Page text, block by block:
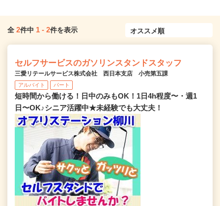
全 2件中 1 - 2件を表示
セルフサービスのガソリンスタンドスタッフ
三愛リテールサービス株式会社 西日本支店 小売第五課
アルバイト パート
短時間から働ける！日中のみもOK！1日4h程度〜・週1
日〜OK♪シニア活躍中★未経験でも大丈夫！